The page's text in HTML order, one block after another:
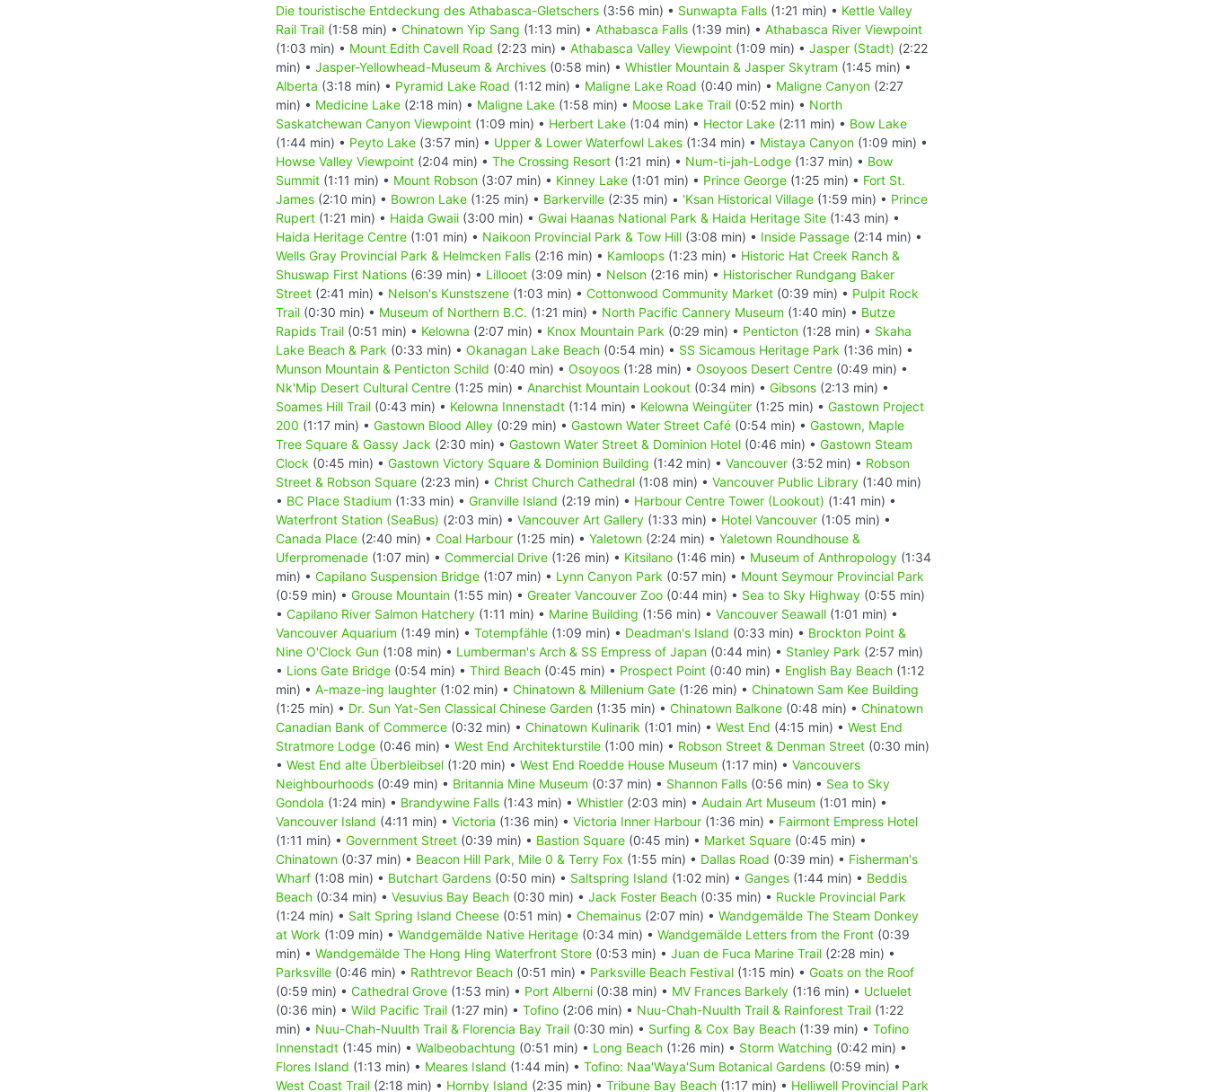
Die touristische Entdeckung des Athabasca-Gletschers (3:56 min) • Sunwapta Falls (1:21 min) • Kettle Valley
Rail Trail (1:58 min) • Chinatown Yip Sang (1:13 min) • Athabasca Falls (1:39 min) • Athabasca River Viewpoint
(1:03 min) • Mount Edith Cavell Road (2:23 min) • Athabasca Valley Viewpoint (1:09 min) • Jasper (Stadt) (2:22
min) • Jasper-Yellowhead-Museum & Archives (0:58 min) • Whistler Mountain & Jasper Skytram (1:45 min) •
Alberta (3:18 min) • Pyramid Lake Road (1:12 min) • Maligne Lake Road (0:40 min) • Maligne Canyon (2:27
min) • Medicine Lake (2:18 min) • Maligne Lake (1:58 min) • Moose Lake Trail (0:52 min) • North
Saskatchewan Canyon Viewpoint (1:09 min) • Herbert Lake (1:04 min) • Hector Lake (2:11 min) • Bow Lake
(1:44 min) • Peyto Lake (3:57 min) • Upper & Lower Waterfowl Lakes (1:34 min) • Mistaya Canyon (1:09 min) •
Howse Valley Viewpoint (2:04 min) • The Crossing Resort (1:21 min) • Num-ti-jah-Lodge (1:37 min) • Bow
Summit (1:11 min) • Mount Robson (3:07 min) • Kinney Lake (1:01 min) • Prince George (1:25 min) • Fort St.
James (2:10 min) • Bowron Lake (1:25 min) • Barkerville (2:35 min) • 'Ksan Historical Village (1:59 min) • Prince
Rupert (1:21 min) • Haida Gwaii (3:00 min) • Gwai Haanas National Park & Haida Heritage Site (1:43 min) •
Haida Heritage Centre (1:01 min) • Naikoon Provincial Park & Tow Hill (3:08 min) • Inside Passage (2:14 min) •
Wells Gray Provincial Park & Helmcken Falls (2:16 min) • Kamloops (1:23 min) • Historic Hat Creek Ranch &
Shuswap First Nations (6:39 min) • Lillooet (3:09 min) • Nelson (2:16 min) • Historischer Rundgang Baker
Street (2:41 min) • Nelson's Kunstszene (1:03 min) • Cottonwood Community Market (0:39 min) • Pulpit Rock
Trail (0:30 min) • Museum of Northern B.C. (1:21 min) • North Pacific Cannery Museum (1:40 min) • Butze
Rapids Trail (0:51 min) • Kelowna (2:07 min) • Knox Mountain Park (0:29 min) • Penticton (1:28 min) • Skaha
Lake Beach & Park (0:33 min) • Okanagan Lake Beach (0:54 min) • SS Sicamous Heritage Park (1:36 min) •
Munson Mountain & Penticton Schild (0:40 min) • Osoyoos (1:28 min) • Osoyoos Desert Centre (0:49 min) •
Nk'Mip Desert Cultural Centre (1:25 min) • Anarchist Mountain Lookout (0:34 min) • Gibsons (2:13 min) •
Soames Hill Trail (0:43 min) • Kelowna Innenstadt (1:14 min) • Kelowna Weingüter (1:25 min) • Gastown Project
200 (1:17 min) • Gastown Blood Alley (0:29 min) • Gastown Water Street Café (0:54 min) • Gastown, Maple
Tree Square & Gassy Jack (2:30 min) • Gastown Water Street & Dominion Hotel (0:46 min) • Gastown Steam
Clock (0:45 min) • Gastown Victory Square & Dominion Building (1:42 min) • Vancouver (3:52 min) • Robson
Street & Robson Square (2:23 min) • Christ Church Cathedral (1:08 min) • Vancouver Public Library (1:40 min)
• BC Place Stadium (1:33 min) • Granville Island (2:19 min) • Harbour Centre Tower (Lookout) (1:41 min) •
Waterfront Station (SeaBus) (2:03 min) • Vancouver Art Gallery (1:33 min) • Hotel Vancouver (1:05 min) •
Canada Place (2:40 min) • Coal Harbour (1:25 min) • Yaletown (2:24 min) • Yaletown Roundhouse &
Uferpromenade (1:07 min) • Commercial Drive (1:26 min) • Kitsilano (1:46 min) • Museum of Anthropology (1:34
min) • Capilano Suspension Bridge (1:07 min) • Lynn Canyon Park (0:57 min) • Mount Seymour Provincial Park
(0:59 min) • Grouse Mountain (1:55 min) • Greater Vancouver Zoo (0:44 min) • Sea to Sky Highway (0:55 min)
• Capilano River Salmon Hatchery (1:11 min) • Marine Building (1:56 min) • Vancouver Seawall (1:01 min) •
Vancouver Aquarium (1:49 min) • Totempfähle (1:09 min) • Deadman's Island (0:33 min) • Brockton Point &
Nine O'Clock Gun (1:08 min) • Lumberman's Arch & SS Empress of Japan (0:44 min) • Stanley Park (2:57 min)
• Lions Gate Bridge (0:54 min) • Third Beach (0:45 min) • Prospect Point (0:40 min) • English Bay Beach (1:12
min) • A-maze-ing laughter (1:02 min) • Chinatown & Millenium Gate (1:26 min) • Chinatown Sam Kee Building
(1:25 min) • Dr. Sun Yat-Sen Classical Chinese Garden (1:35 min) • Chinatown Balkone (0:48 min) • Chinatown
Canadian Bank of Commerce (0:32 min) • Chinatown Kulinarik (1:01 min) • West End (4:15 min) • West End
Stratmore Lodge (0:46 min) • West End Architekturstile (1:00 min) • Robson Street & Denman Street (0:30 min)
• West End alte Überbleibsel (1:20 min) • West End Roedde House Museum (1:17 min) • Vancouvers
Neighbourhoods (0:49 min) • Britannia Mine Museum (0:37 min) • Shannon Falls (0:56 min) • Sea to Sky
Gondola (1:24 min) • Brandywine Falls (1:43 min) • Whistler (2:03 min) • Audain Art Museum (1:01 min) •
Vancouver Island (4:11 min) • Victoria (1:36 min) • Victoria Inner Harbour (1:36 min) • Fairmont Empress Hotel
(1:11 min) • Government Street (0:39 min) • Bastion Square (0:45 min) • Market Square (0:45 min) •
Chinatown (0:37 min) • Beacon Hill Park, Mile 0 & Terry Fox (1:55 min) • Dallas Road (0:39 min) • Fisherman's
Wharf (1:08 min) • Butchart Gardens (0:50 min) • Saltspring Island (1:02 min) • Ganges (1:44 min) • Beddis
Beach (0:34 min) • Vesuvius Bay Beach (0:30 min) • Jack Foster Beach (0:35 min) • Ruckle Provincial Park
(1:24 min) • Salt Spring Island Cheese (0:51 min) • Chemainus (2:07 min) • Wandgemälde The Steam Donkey
at Work (1:09 min) • Wandgemälde Native Heritage (0:34 min) • Wandgemälde Letters from the Front (0:39
min) • Wandgemälde The Hong Hing Waterfront Store (0:53 min) • Juan de Fuca Marine Trail (2:28 min) •
Parksville (0:46 min) • Rathtrevor Beach (0:51 min) • Parksville Beach Festival (1:15 min) • Goats on the Roof
(0:59 min) • Cathedral Grove (1:53 min) • Port Alberni (0:38 min) • MV Frances Barkely (1:16 min) • Ucluelet
(0:36 min) • Wild Pacific Trail (1:27 min) • Tofino (2:06 min) • Nuu-Chah-Nuulth Trail & Rainforest Trail (1:22
min) • Nuu-Chah-Nuulth Trail & Florencia Bay Trail (0:30 min) • Surfing & Cox Bay Beach (1:39 min) • Tofino
Innenstadt (1:45 min) • Walbeobachtung (0:51 min) • Long Beach (1:26 min) • Storm Watching (0:42 min) •
Flores Island (1:13 min) • Meares Island (1:44 min) • Tofino: Naa'Waya'Sum Botanical Gardens (0:59 min) •
West Coast Trail (2:18 min) • Hornby Island (2:35 min) • Tribune Bay Beach (1:17 min) • Helliwell Provincial Park